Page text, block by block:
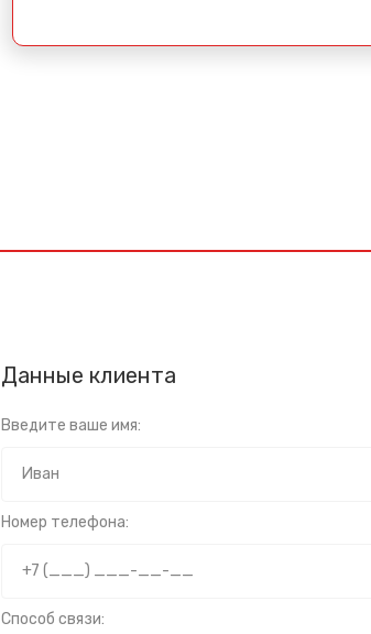
Данные клиента
Введите ваше имя:
Номер телефона:
Способ связи: